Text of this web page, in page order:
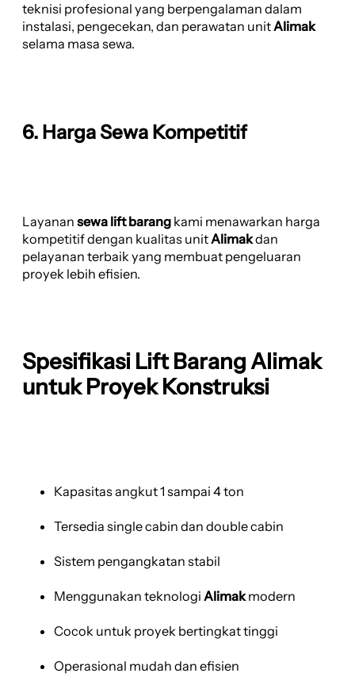
teknisi profesional yang berpengalaman dalam
instalasi, pengecekan, dan perawatan unitAlimak
selama masa sewa.
6. Harga Sewa Kompetitif
Layanan sewa lift barang kami menawarkan harga
kompetitif dengan kualitas unit Alimakdan
pelayanan terbaik yang membuat pengeluaran
proyek lebih efisien.
Spesifikasi Lift Barang Alimak
untuk Proyek Konstruksi
Kapasitas angkut 1 sampai 4 ton
Tersedia single cabin dan double cabin
Sistem pengangkatan stabil
Menggunakan teknologi Alimakmodern
Cocok untuk proyek bertingkat tinggi
Operasional mudah dan efisien